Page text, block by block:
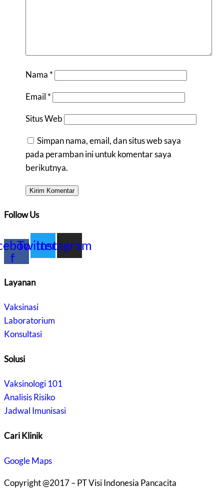
Nama *
Email *
Situs Web
Simpan nama, email, dan situs web saya
pada peramban ini untuk komentar saya
berikutnya.
Follow Us
f
TwitterInstagram
Layanan
Vaksinasi
Laboratorium
Konsultasi
Solusi
Vaksinologi 101
Analisis Risiko
Jadwal Imunisasi
Cari Klinik
Google Maps
Copyright @2017 – PT Visi Indonesia Pancacita